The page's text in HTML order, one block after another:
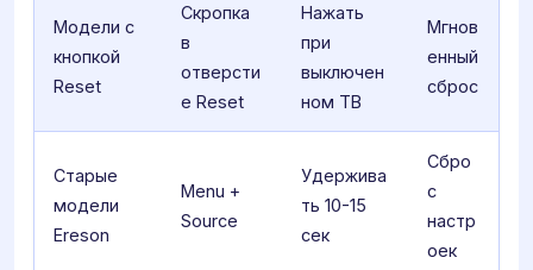
Модели с
кнопкой
Reset
Скропка
в
отверсти
е Reset
Нажать
при
выключен
ном ТВ
Мгнов
енный
сброс
Старые
модели
Ereson
Menu +
Source
Удержива
ть 10-15
сек
Сбро
с
настр
оек